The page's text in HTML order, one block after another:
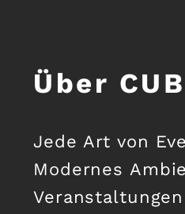
Über
Jede Art von
Modernes